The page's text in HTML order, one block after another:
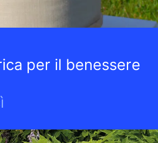
per il benessere